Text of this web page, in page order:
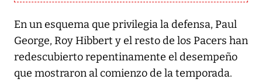
En un esquema que privilegia la defensa, Paul
George, Roy Hibbert y el resto de los Pacers han
redescubierto repentinamente el desempeño
que mostraron al comienzo de la temporada.